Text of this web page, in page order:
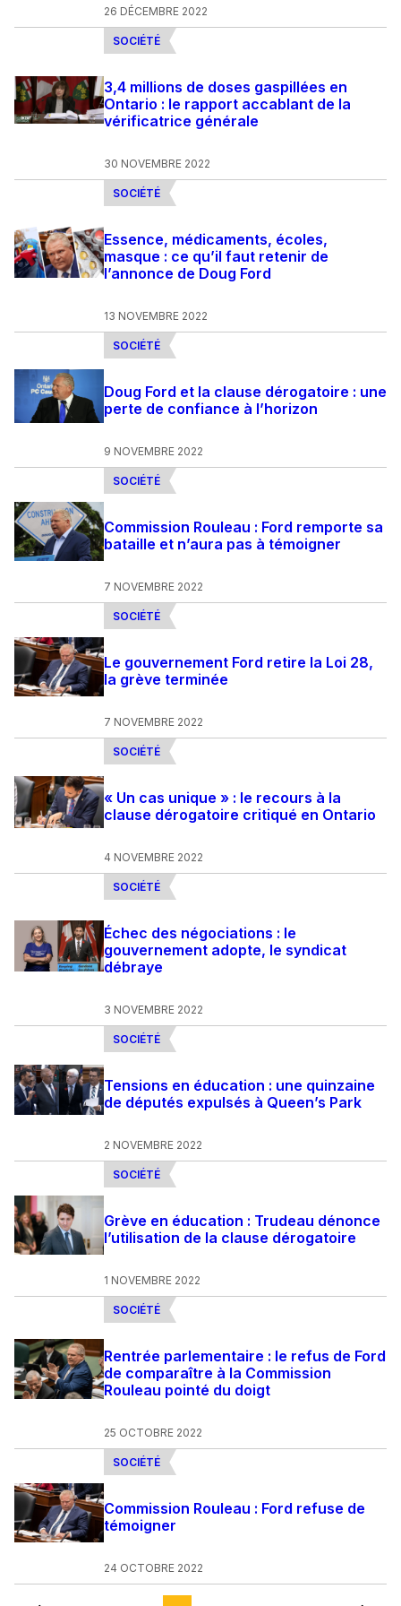
26 DÉCEMBRE 2022
SOCIÉTÉ
3,4 millions de doses gaspillées en
Ontario : le rapport accablant de la
vérificatrice générale
30 NOVEMBRE 2022
SOCIÉTÉ
Essence, médicaments, écoles,
masque : ce qu’il faut retenir de
l’annonce de Doug Ford
13 NOVEMBRE 2022
SOCIÉTÉ
Doug Ford et la clause dérogatoire : une
perte de confiance à l’horizon
9 NOVEMBRE 2022
SOCIÉTÉ
Commission Rouleau : Ford remporte sa
bataille et n’aura pas à témoigner
7 NOVEMBRE 2022
SOCIÉTÉ
Le gouvernement Ford retire la Loi 28,
la grève terminée
7 NOVEMBRE 2022
SOCIÉTÉ
« Un cas unique » : le recours à la
clause dérogatoire critiqué en Ontario
4 NOVEMBRE 2022
SOCIÉTÉ
Échec des négociations : le
gouvernement adopte, le syndicat
débraye
3 NOVEMBRE 2022
SOCIÉTÉ
Tensions en éducation : une quinzaine
de députés expulsés à Queen’s Park
2 NOVEMBRE 2022
SOCIÉTÉ
Grève en éducation : Trudeau dénonce
l’utilisation de la clause dérogatoire
1 NOVEMBRE 2022
SOCIÉTÉ
Rentrée parlementaire : le refus de Ford
de comparaître à la Commission
Rouleau pointé du doigt
25 OCTOBRE 2022
SOCIÉTÉ
Commission Rouleau : Ford refuse de
témoigner
24 OCTOBRE 2022